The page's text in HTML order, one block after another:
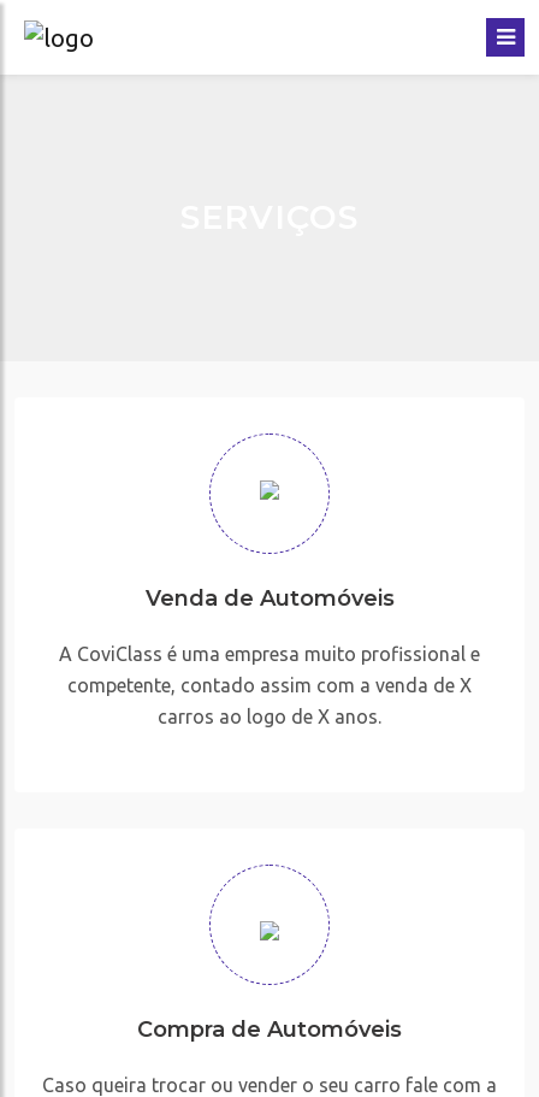
Venda de Automóveis
A CoviClass é uma empresa muito profissional e
competente, contado assim com a venda de X
carros ao logo de X anos.
Compra de Automóveis
Caso queira trocar ou vender o seu carro fale com a